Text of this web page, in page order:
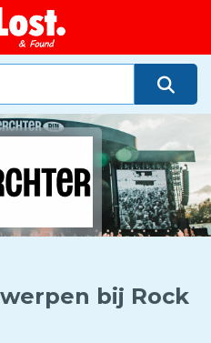
bij Rock